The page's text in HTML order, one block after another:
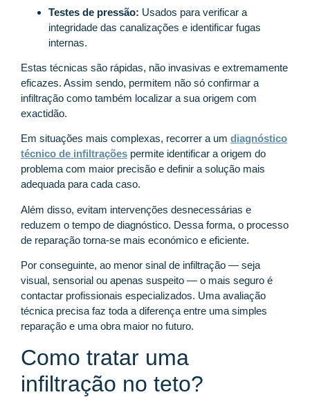
Testes de pressão: Usados para verificar a
integridade das canalizações e identificar fugas
internas.
Estas técnicas são rápidas, não invasivas e extremamente
eficazes. Assim sendo, permitem não só confirmar a
infiltração como também localizar a sua origem com
exactidão.
Em situações mais complexas, recorrer a um diagnóstico
técnico de infiltrações permite identificar a origem do
problema com maior precisão e definir a solução mais
adequada para cada caso.
Além disso, evitam intervenções desnecessárias e
reduzem o tempo de diagnóstico. Dessa forma, o processo
de reparação torna-se mais económico e eficiente.
Por conseguinte, ao menor sinal de infiltração — seja
visual, sensorial ou apenas suspeito — o mais seguro é
contactar profissionais especializados. Uma avaliação
técnica precisa faz toda a diferença entre uma simples
reparação e uma obra maior no futuro.
Como tratar uma
infiltração no teto?